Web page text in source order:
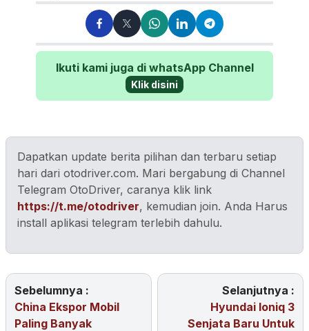
Ikuti kami juga di whatsApp Channel
Klik disini
Dapatkan update berita pilihan dan terbaru setiap
hari dari otodriver.com. Mari bergabung di Channel
Telegram OtoDriver, caranya klik link
https://t.me/otodriver, kemudian join. Anda Harus
install aplikasi telegram terlebih dahulu.
Sebelumnya :
China Ekspor Mobil
Paling Banyak
Selanjutnya :
Hyundai Ioniq 3
Senjata Baru Untuk